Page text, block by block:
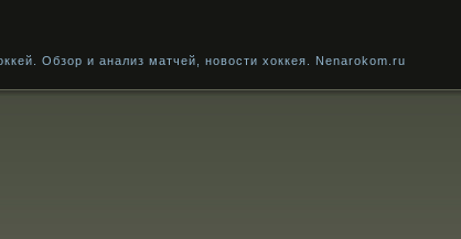
Обзор и анализ матчей, новости хоккея. Nenarokom.ru